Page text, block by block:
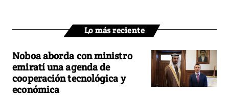
Lo más reciente
Noboa aborda con ministro
emiratí una agenda de
cooperación tecnológica y
económica